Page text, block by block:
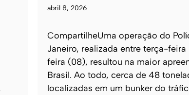
abril 8, 2026
CompartilheUma operação do
Janeiro, realizada entre terça-
feira (08), resultou na maior
Brasil. Ao todo, cerca de 48
localizadas em um bunker do